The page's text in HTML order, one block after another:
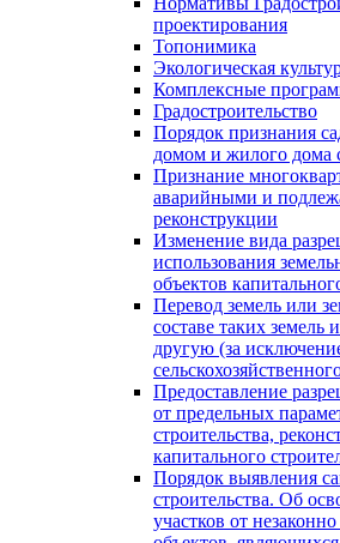
проектирования
Топонимика
Экологическая
Комплексные
Градостроительство
Порядок признания
домом и жилого дома
Признание
аварийными и
реконструкции
Изменение вида
использования
объектов
Перевод земель или
составе таких земель
другую (за
Предоставление
от предельных
строительства,
капитального
Порядок выявления
строительства. Об
участков от